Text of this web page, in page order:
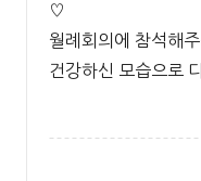
♡
월례회의에 참석해
건강하신 모습으로